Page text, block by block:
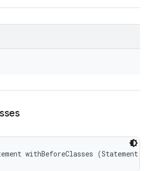
withBeforeClasses (Statement